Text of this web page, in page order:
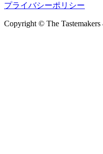
プライバシーポリシー
Copyright © The Tastemakers